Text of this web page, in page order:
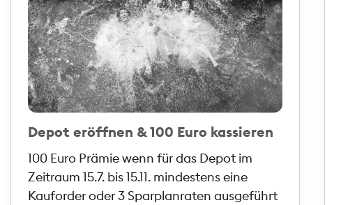
Depot eröffnen & 100 Euro kassieren
100 Euro Prämie wenn für das Depot im
Zeitraum 15.7. bis 15.11. mindestens eine
Kauforder oder 3 Sparplanraten ausgeführt